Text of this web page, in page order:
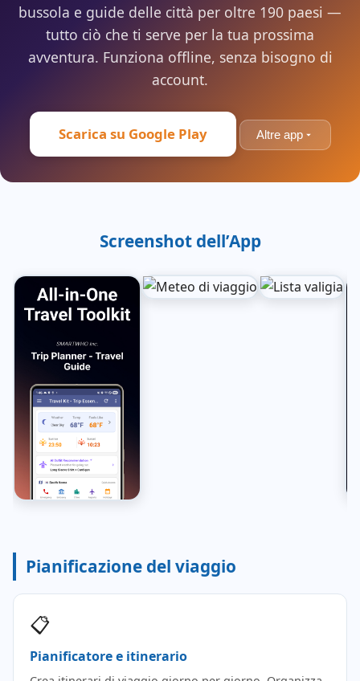
bussola e guide delle città per oltre 190 paesi —
tutto ciò che ti serve per la tua prossima
avventura. Funziona offline, senza bisogno di
account.
Scarica su Google Play Altre app
Screenshot dell’App
Pianificazione del viaggio
📋
Pianificatore e itinerario